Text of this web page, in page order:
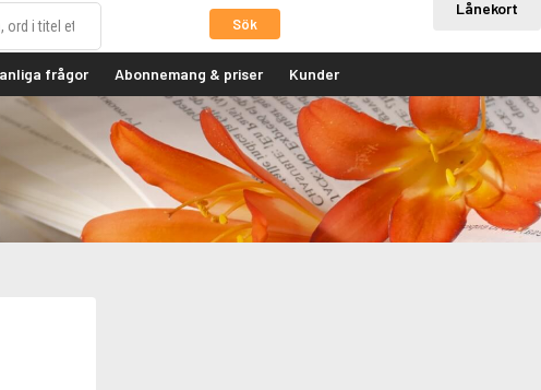
Sök
Lånekort
frågor Abonnemang & priser Kunder